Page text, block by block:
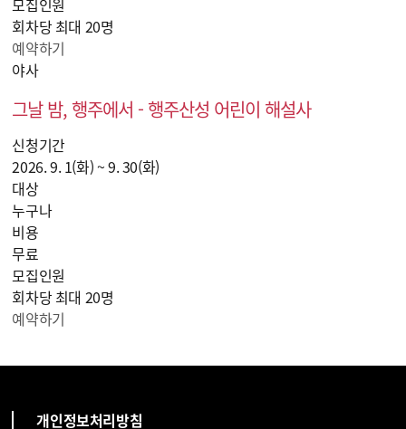
모집인원
회차당 최대 20명
예약하기
야사
그날 밤, 행주에서 - 행주산성 어린이 해설사
신청기간
2026. 9. 1(화) ~ 9. 30(화)
대상
누구나
비용
무료
모집인원
회차당 최대 20명
예약하기
개인정보처리방침